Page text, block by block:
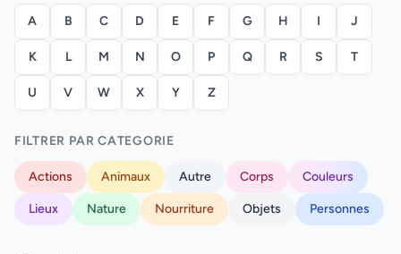
A B C D E F G H I J
K L M N O P Q R S T
U V W X Y Z
FILTRER PAR CATEGORIE
Actions Animaux Autre Corps Couleurs
Lieux Nature Nourriture Objets Personnes